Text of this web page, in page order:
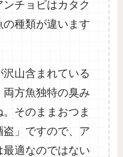
チョビはカタク
種類が違います
山含まれている
方魚独特の臭み
そのままおつま
」ですので、ア
最適なのではない